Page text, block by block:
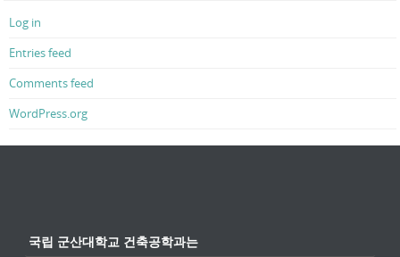
Log in
Entries feed
Comments feed
WordPress.org
국립 군산대학교 건축공학과는